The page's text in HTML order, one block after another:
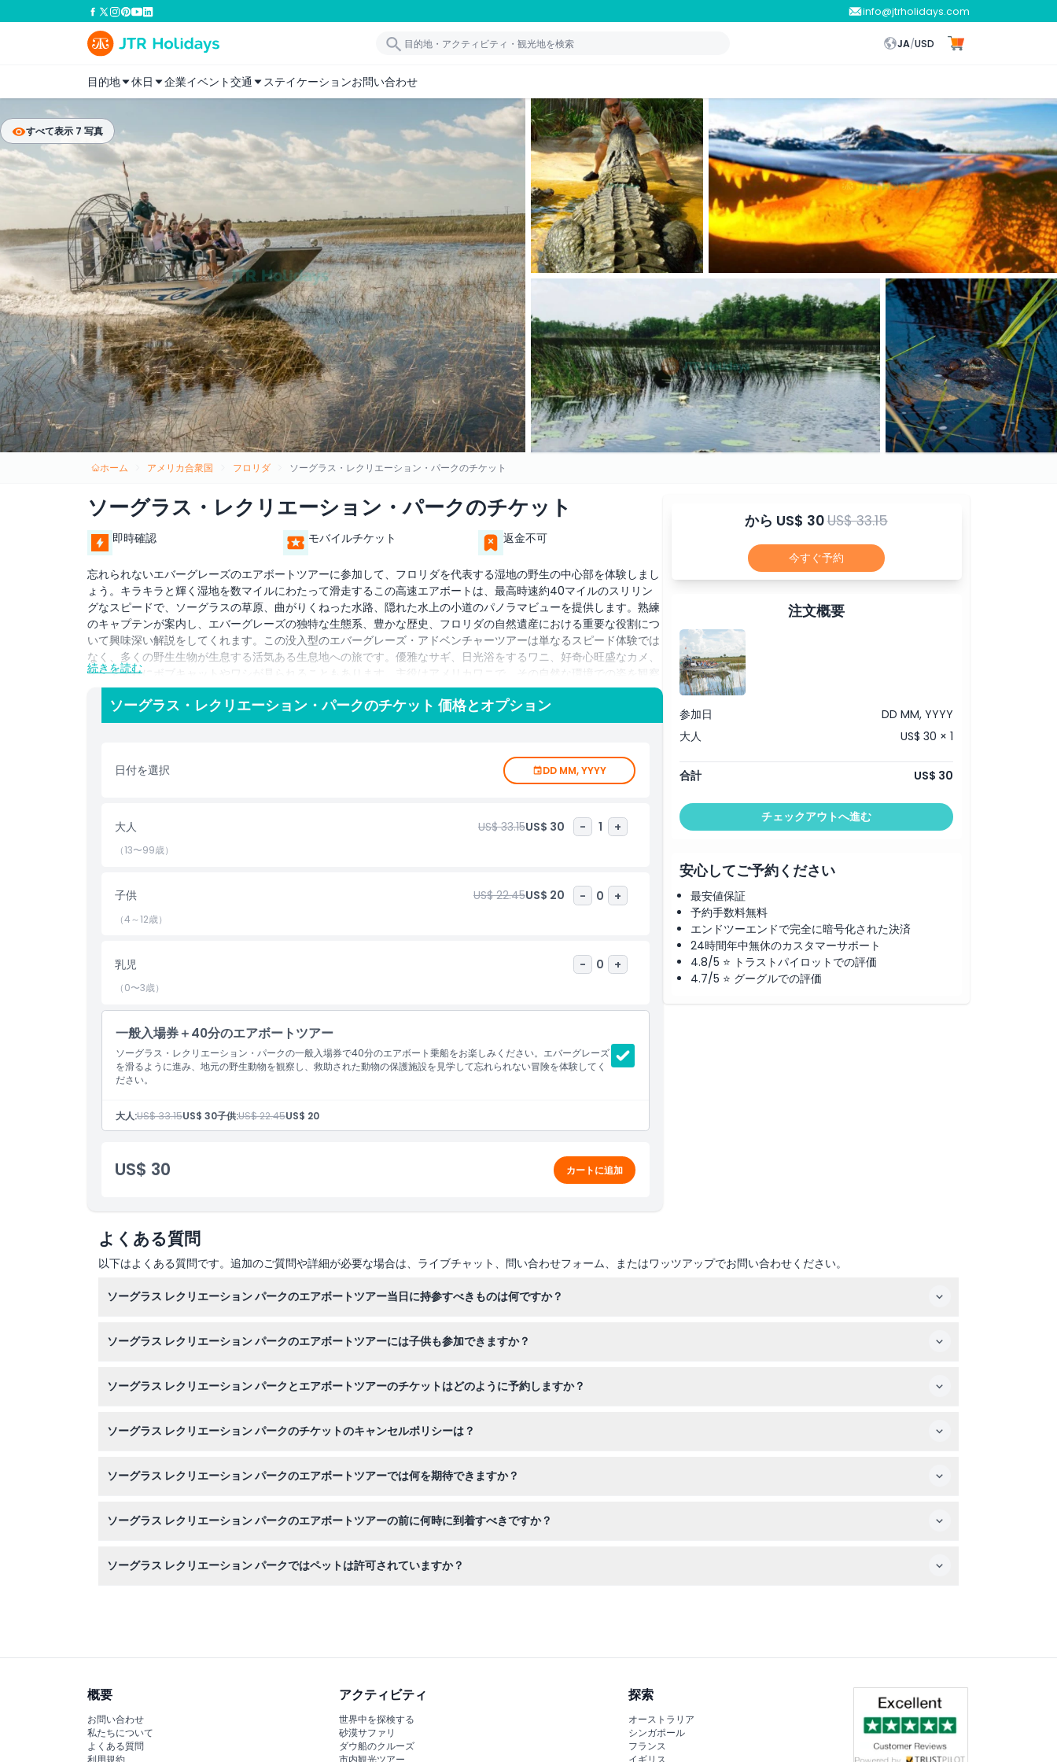
info@jtrholidays.com
JA/USD
目的地 休日 企業イベント交通 ステイケーションお問い合わせ
すべて表示 7 写真
ホーム アメリカ合衆国 フロリダ ソーグラス・レクリエーション・パークのチケット
ソーグラス・レクリエーション・パークのチケット
即時確認 モバイルチケット 返金不可
忘れられないエバーグレーズのエアボートツアーに参加して、フロリダを代表する湿地の野生の中心部を体験しまし
ょう。キラキラと輝く湿地を数マイルにわたって滑走するこの高速エアボートは、最高時速約40マイルのスリリン
グなスピードで、ソーグラスの草原、曲がりくねった水路、隠れた水上の小道のパノラマビューを提供します。熟練
のキャプテンが案内し、エバーグレーズの独特な生態系、豊かな歴史、フロリダの自然遺産における重要な役割につ
いて興味深い解説をしてくれます。この没入型のエバーグレーズ・アドベンチャーツアーは単なるスピード体験では
なく、多くの野生生物が生息する活気ある生息地への旅です。優雅なサギ、日光浴をするワニ、好奇心旺盛なカメ、
そしてまれにボブキャットやワシが見られることもあります。主役はアメリカワニで、その自然な環境での姿を観察
し、その行動や地域における重要性について学べます。刺激的なエアボートライドの後は、近くのエバーグレーズ爬
虫類保護施設で体験を続けましょう。そこは保護された爬虫類が50種以上暮らす施設です。インタラクティブな展示
を楽しみ、ニシキヘビ、リクガメ、イグアナに間近で触れ、赤ちゃんワニを安全に抱っこできる機会もお見逃しなく
グレーズをテーマにした料理で知られています。冒険の締めくくりはゲーター・エンポリアムで、ユニークなエバー
グレーズ土産やワニをテーマにしたギフト、爽やかなドリンクが揃っています。このエバーグレーズのエアボートツ
注意事項
場所
キャンセルポリシー
続きを読む
ソーグラス・レクリエーション・パークのチケット 価格とオプション
日付を選択 DD MM, YYYY
大人 US$ 33.15US$ 30 - 1 +
（13〜99歳）
子供 US$ 22.45US$ 20 - 0 +
（4～12歳）
乳児 - 0 +
（0〜3歳）
一般入場券＋40分のエアボートツアー
ソーグラス・レクリエーション・パークの一般入場券で40分のエアボート乗船をお楽しみください。エバーグレーズ
を滑るように進み、地元の野生動物を観察し、救助された動物の保護施設を見学して忘れられない冒険を体験してく
ださい。
大人:US$ 33.15US$ 30子供:US$ 22.45US$ 20
US$ 30 カートに追加
から US$ 30US$ 33.15
今すぐ予約
注文概要
参加日
DD MM, YYYY
大人
US$ 30 × 1
合計 US$ 30
チェックアウトへ進む
安心してご予約ください
最安値保証
予約手数料無料
エンドツーエンドで完全に暗号化された決済
24時間年中無休のカスタマーサポート
4.8/5 ⭐ トラストパイロットでの評価
4.7/5 ⭐ グーグルでの評価
よくある質問
以下はよくある質問です。追加のご質問や詳細が必要な場合は、ライブチャット、問い合わせフォーム、またはワッツアップでお問い合わせください。
ソーグラス レクリエーション パークのエアボートツアー当日に持参すべきものは何ですか？
をお勧めします。
ソーグラス レクリエーション パークのエアボートツアーには子供も参加できますか？
ます。
ソーグラス レクリエーション パークとエアボートツアーのチケットはどのように予約しますか？
す。
ソーグラス レクリエーション パークのチケットのキャンセルポリシーは？
ソーグラス レクリエーション パークのエアボートツアーでは何を期待できますか？
な生態系について学べます。
ソーグラス レクリエーション パークのエアボートツアーの前に何時に到着すべきですか？
ソーグラス レクリエーション パークではペットは許可されていますか？
概要
お問い合わせ
私たちについて
よくある質問
アクティビティ
世界中を探検する
砂漠サファリ
ダウ船のクルーズ
探索
オーストラリア
シンガポール
フランス